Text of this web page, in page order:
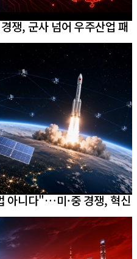
쟁, 군사 넘어 우주산업 패
아니다"…미·중 경쟁, 혁신